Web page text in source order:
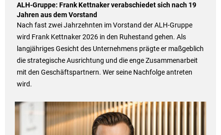
ALH-Gruppe: Frank Kettnaker verabschiedet sich nach 19
Jahren aus dem Vorstand
Nach fast zwei Jahrzehnten im Vorstand der ALH-Gruppe
wird Frank Kettnaker 2026 in den Ruhestand gehen. Als
langjähriges Gesicht des Unternehmens prägte er maßgeblich
die strategische Ausrichtung und die enge Zusammenarbeit
mit den Geschäftspartnern. Wer seine Nachfolge antreten
wird.